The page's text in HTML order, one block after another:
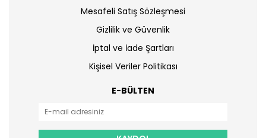
Mesafeli Satış Sözleşmesi
Gizlilik ve Güvenlik
İptal ve İade Şartları
Kişisel Veriler Politikası
E-BÜLTEN